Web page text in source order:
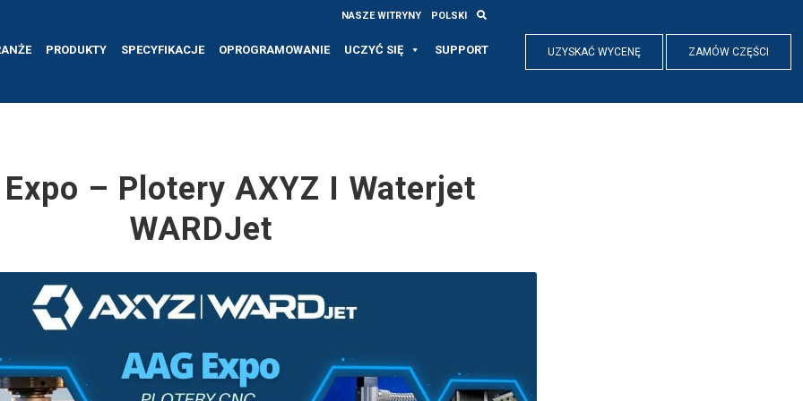
NASZE WITRYNY POLSKI
PRODUKTY SPECYFIKACJE OPROGRAMOWANIE UCZYĆ SIĘ SUPPORT UZYSKAĆ WYCENĘ ZAMÓW CZĘŚCI
– Plotery AXYZ I Waterjet
WARDJet